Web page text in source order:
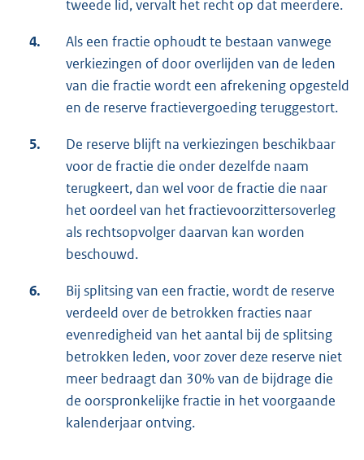
tweede lid, vervalt het recht op dat meerdere.
4.
Als een fractie ophoudt te bestaan vanwege
verkiezingen of door overlijden van de leden
van die fractie wordt een afrekening opgesteld
en de reserve fractievergoeding teruggestort.
5.
De reserve blijft na verkiezingen beschikbaar
voor de fractie die onder dezelfde naam
terugkeert, dan wel voor de fractie die naar
het oordeel van het fractievoorzittersoverleg
als rechtsopvolger daarvan kan worden
beschouwd.
6.
Bij splitsing van een fractie, wordt de reserve
verdeeld over de betrokken fracties naar
evenredigheid van het aantal bij de splitsing
betrokken leden, voor zover deze reserve niet
meer bedraagt dan 30% van de bijdrage die
de oorspronkelijke fractie in het voorgaande
kalenderjaar ontving.